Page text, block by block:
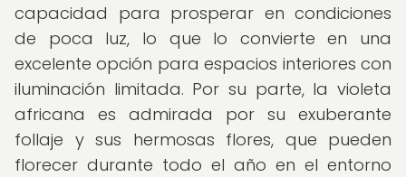
capacidad para prosperar en condiciones
de poca luz, lo que lo convierte en una
excelente opción para espacios interiores con
iluminación limitada. Por su parte, la violeta
africana es admirada por su exuberante
follaje y sus hermosas flores, que pueden
florecer durante todo el año en el entorno